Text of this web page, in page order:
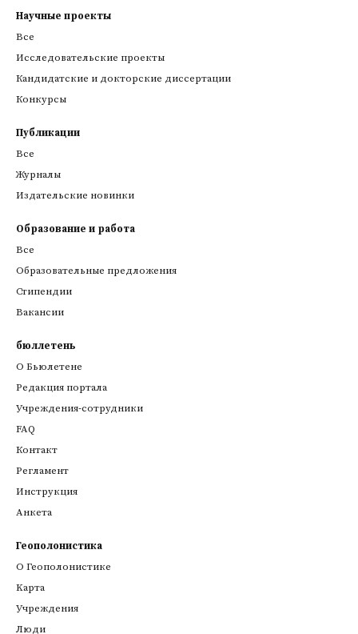
Научные проекты
Все
Исследовательские проекты
Кандидатские и докторские диссертации
Конкурсы
Публикации
Все
Журналы
Издательские новинки
Образование и работа
Все
Образовательные предложения
Стипендии
Вакансии
бюллетень
О Бьюлетене
Редакция портала
Учреждения-сотрудники
FAQ
Контакт
Регламент
Инструкция
Анкета
Геополонистика
О Геополонистике
Kарта
Учреждения
Люди